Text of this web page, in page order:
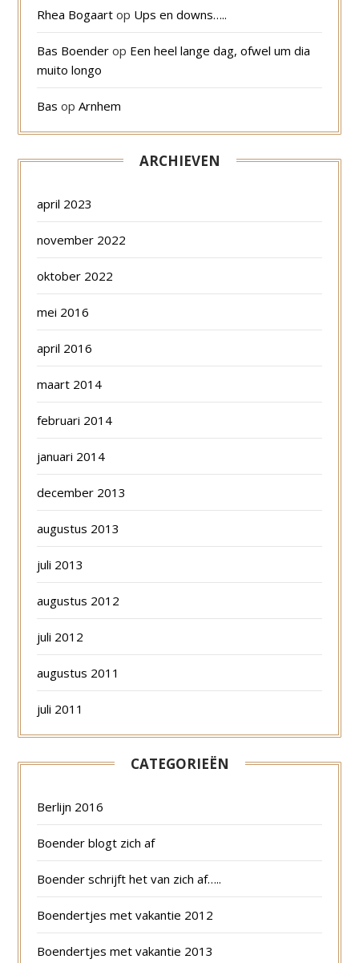
Rhea Bogaart op Ups en downs…..
Bas Boender op Een heel lange dag, ofwel um dia
muito longo
Bas opArnhem
ARCHIEVEN
april 2023
november 2022
oktober 2022
mei 2016
april 2016
maart 2014
februari 2014
januari 2014
december 2013
augustus 2013
juli 2013
augustus 2012
juli 2012
augustus 2011
juli 2011
CATEGORIEËN
Berlijn 2016
Boender blogt zich af
Boender schrijft het van zich af…..
Boendertjes met vakantie 2012
Boendertjes met vakantie 2013